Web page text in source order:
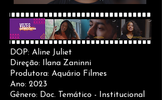
DOP: Aline Juliet
Direção: Ilana Zaninni
Produtora: Aquário Filmes
Ano: 2023
Gênero: Doc. Temático - Institucional